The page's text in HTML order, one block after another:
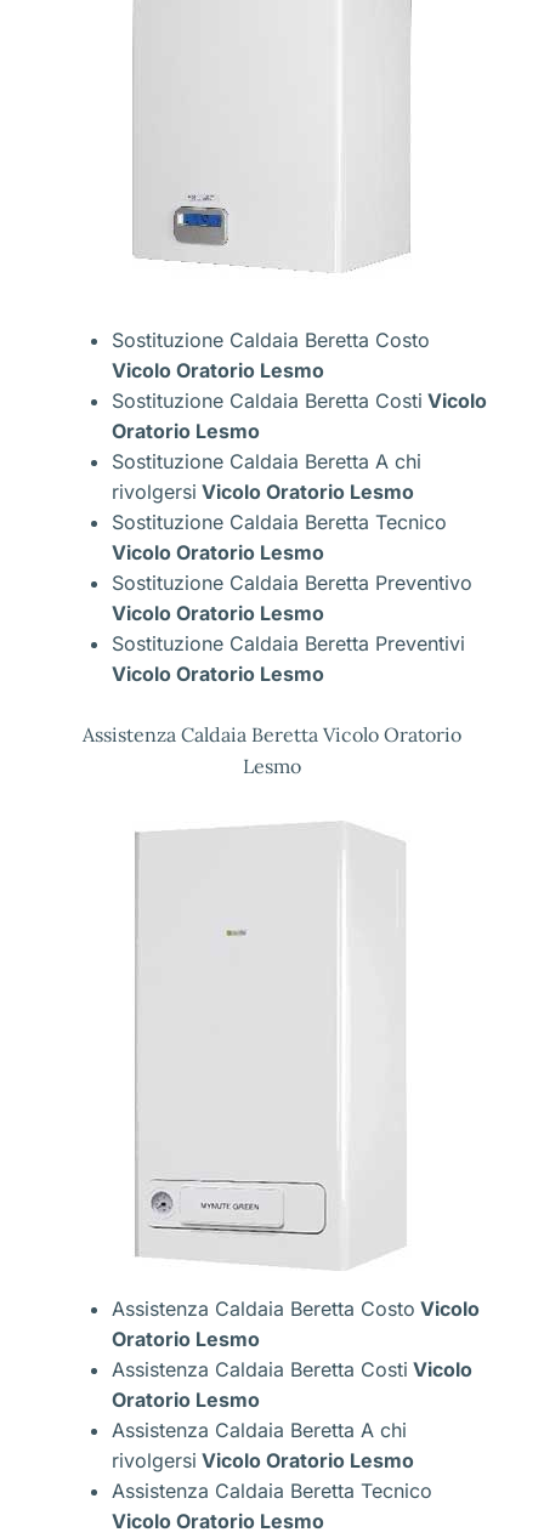
Sostituzione Caldaia Beretta Costo
Vicolo Oratorio Lesmo
Sostituzione Caldaia Beretta Costi Vicolo
Oratorio Lesmo
Sostituzione Caldaia Beretta A chi
rivolgersi Vicolo Oratorio Lesmo
Sostituzione Caldaia Beretta Tecnico
Vicolo Oratorio Lesmo
Sostituzione Caldaia Beretta Preventivo
Vicolo Oratorio Lesmo
Sostituzione Caldaia Beretta Preventivi
Vicolo Oratorio Lesmo
Assistenza Caldaia Beretta Vicolo Oratorio
Lesmo
Assistenza Caldaia Beretta Costo Vicolo
Oratorio Lesmo
Assistenza Caldaia Beretta Costi Vicolo
Oratorio Lesmo
Assistenza Caldaia Beretta A chi
rivolgersi Vicolo Oratorio Lesmo
Assistenza Caldaia Beretta Tecnico
Vicolo Oratorio Lesmo